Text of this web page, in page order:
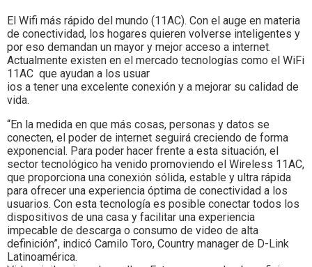
El Wifi más rápido del mundo (11AC). Con el auge en materia
de conectividad, los hogares quieren volverse inteligentes y
por eso demandan un mayor y mejor acceso a internet.
Actualmente existen en el mercado tecnologías como el WiFi
11AC que ayudan a los usuar
ios a tener una excelente conexión y a mejorar su calidad de
vida.
“En la medida en que más cosas, personas y datos se
conecten, el poder de internet seguirá creciendo de forma
exponencial. Para poder hacer frente a esta situación, el
sector tecnológico ha venido promoviendo el Wireless 11AC,
que proporciona una conexión sólida, estable y ultra rápida
para ofrecer una experiencia óptima de conectividad a los
usuarios. Con esta tecnología es posible conectar todos los
dispositivos de una casa y facilitar una experiencia
impecable de descarga o consumo de video de alta
definición”, indicó Camilo Toro, Country manager de D-Link
Latinoamérica.